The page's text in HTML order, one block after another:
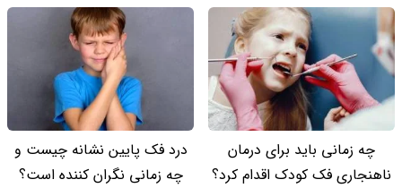
چه زمانی باید برای درمان
ناهنجاری فک کودک اقدام کرد؟
درد فک پایین نشانه چیست و
چه زمانی نگران کننده است؟